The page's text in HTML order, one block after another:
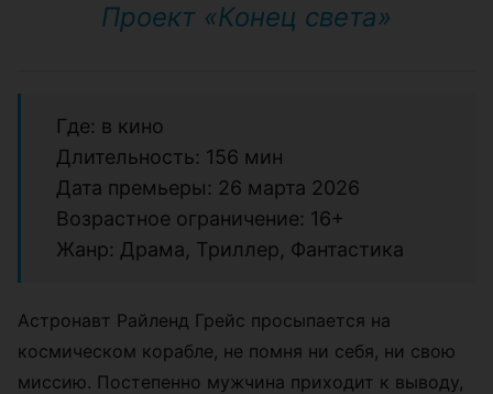
Проект «Конец света»
Где: в кино
Длительность: 156 мин
Дата премьеры: 26 марта 2026
Возрастное ограничение: 16+
Жанр: Драма, Триллер, Фантастика
Астронавт Райленд Грейс просыпается на
космическом корабле, не помня ни себя, ни свою
миссию. Постепенно мужчина приходит к выводу,